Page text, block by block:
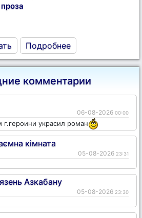
Подробнее
комментарии
06-08-2026 00:00
г.героини украсил роман
кімната
05-08-2026 23:31
Азкабану
05-08-2026 23:30